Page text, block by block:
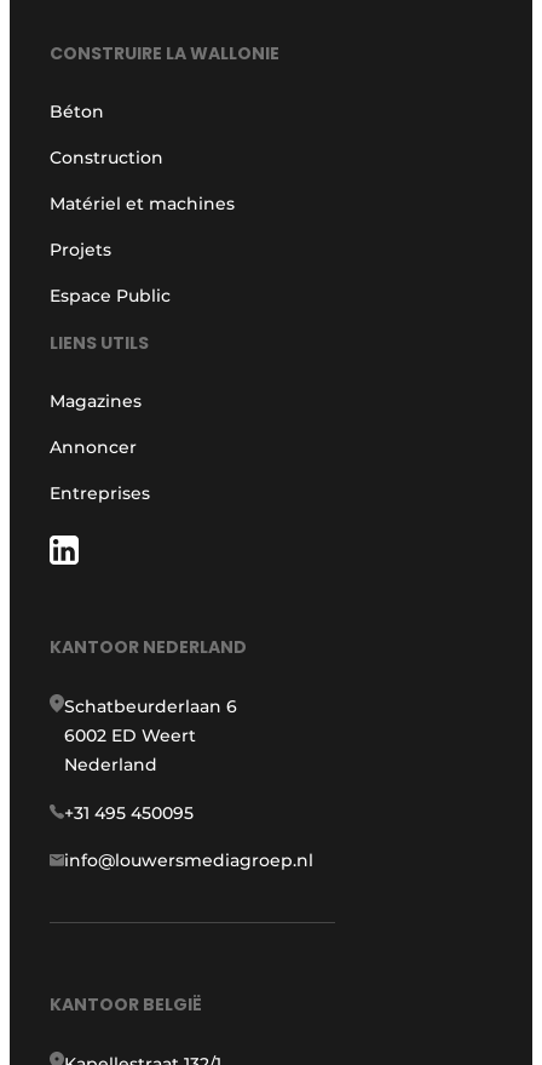
CONSTRUIRE LA WALLONIE
Béton
Construction
Matériel et machines
Projets
Espace Public
LIENS UTILS
Magazines
Annoncer
Entreprises
KANTOOR NEDERLAND
Schatbeurderlaan 6
6002 ED Weert
Nederland
+31 495 450095
info@louwersmediagroep.nl
KANTOOR BELGIË